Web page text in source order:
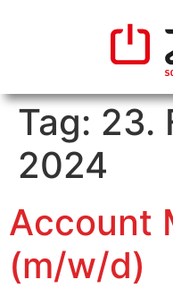
Tag: 23.
2024
Account
(m/w/d)